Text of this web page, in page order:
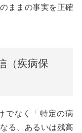
ままの事実を正確
（疾病保
でなく「特定の病
る、あるいは残高